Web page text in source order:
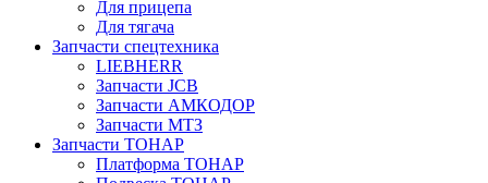
Для прицепа
Для тягача
Запчасти спецтехника
LIEBHERR
Запчасти JCB
Запчасти АМКОДОР
Запчасти МТЗ
Запчасти ТОНАР
Платформа ТОНАР